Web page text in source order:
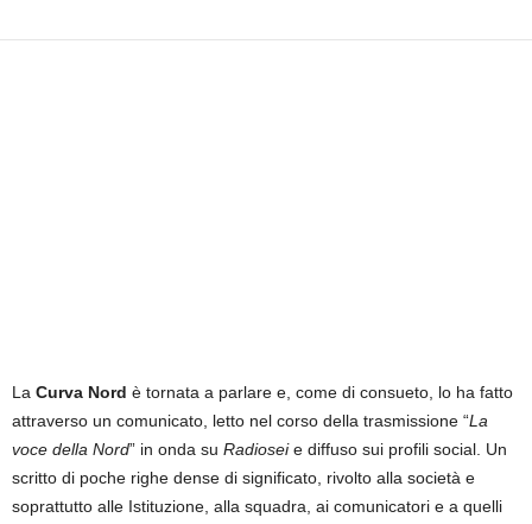
La Curva Nord è tornata a parlare e, come di consueto, lo ha fatto
attraverso un comunicato, letto nel corso della trasmissione “La
voce della Nord” in onda su Radioseie diffuso sui profili social. Un
scritto di poche righe dense di significato, rivolto alla società e
soprattutto alle Istituzione, alla squadra, ai comunicatori e a quelli